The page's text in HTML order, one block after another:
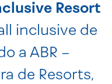
Resort
inclusive de
a ABR –
de Resorts,